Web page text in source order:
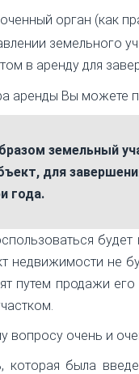
орган (как
земельного
в аренду для
аренды Вы можете
земельный
для
года.
недвижимости не
путем продажи
вопросу очень и
которая была